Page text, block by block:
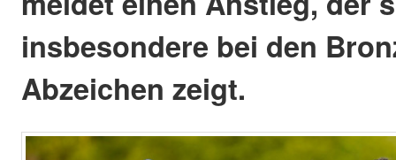
insbesondere bei den
Abzeichen zeigt.